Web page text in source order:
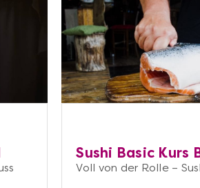
Sushi Basic Kurs
Voll von der Rolle –